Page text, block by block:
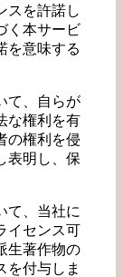
スを許諾し
く本サービ
を意味する
て、自らが
な権利を有
の権利を侵
表明し、保
て、当社に
イセンス可
生著作物の
を付与しま